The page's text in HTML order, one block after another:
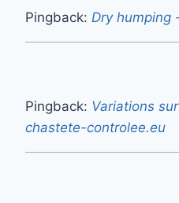
Pingback: Dry humping
Pingback: Variations
chastete-controlee.eu